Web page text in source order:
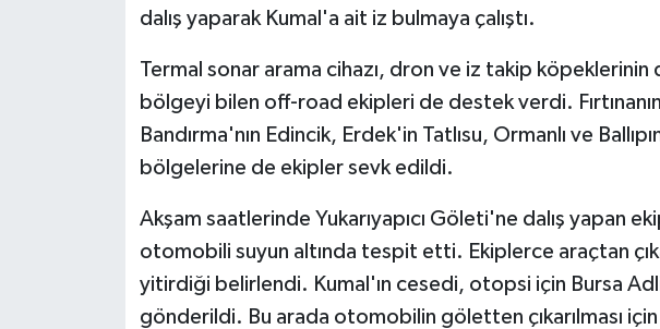
dalış yaparak Kumal'a ait iz bulmaya çalıştı.
Termal sonar arama cihazı, dron ve iz takip köpeklerinin
bölgeyi bilen off-road ekipleri de destek verdi.
Bandırma'nın Edincik, Erdek'in Tatlısu, Ormanlı ve
bölgelerine de ekipler sevk edildi.
Akşam saatlerinde Yukarıyapıcı Göleti'ne dalış yapan
otomobili suyun altında tespit etti. Ekiplerce araçtan
yitirdiği belirlendi. Kumal'ın cesedi, otopsi için Bursa
gönderildi. Bu arada otomobilin göletten çıkarılması için